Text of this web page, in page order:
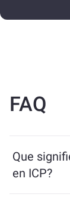
FAQ
Que
en ICP?